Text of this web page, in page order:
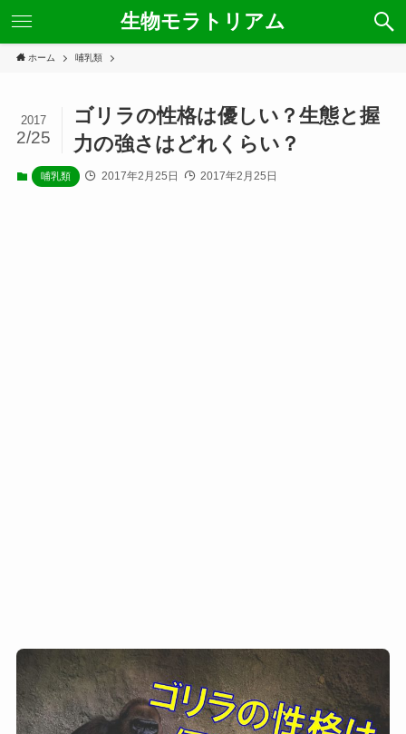
生物モラトリアム
ホーム 哺乳類
ゴリラの性格は優しい？生態と握
力の強さはどれくらい？
2017
2/25
哺乳類 2017年2月25日 2017年2月25日